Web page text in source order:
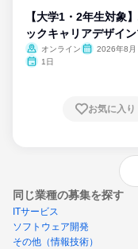
【大学1・2年生対象
ックキャリアデザイ
ム
オンライン
2026年8月
1日
お気に入り
同じ業種の募集を探す
ITサービス
ソフトウェア開発
その他（情報技術）